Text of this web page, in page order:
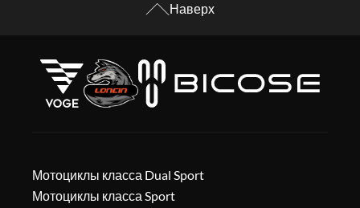
Наверх
Мотоциклы класса Dual Sport
Мотоциклы класса Sport